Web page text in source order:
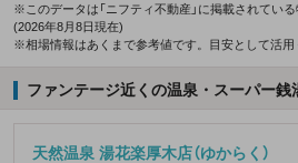
※このデータは「ニフティ不動産」に掲載されてい
(2026年8月8日現在)
※相場情報はあくまで参考値です。目安として活用
ファンテージ近くの温泉・スーパー
天然温泉 湯花楽厚木店（ゆからく）